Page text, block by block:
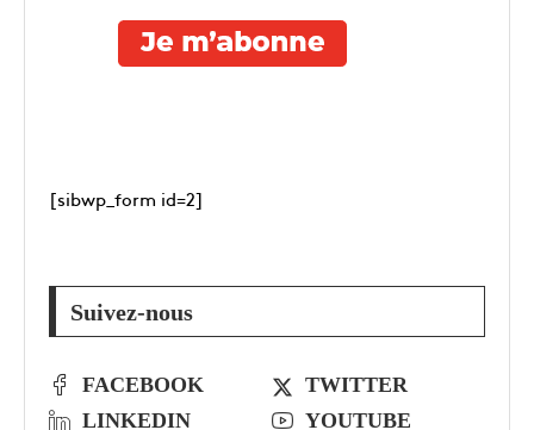
[sibwp_form id=2]
Suivez-nous
FACEBOOK
TWITTER
LINKEDIN
YOUTUBE